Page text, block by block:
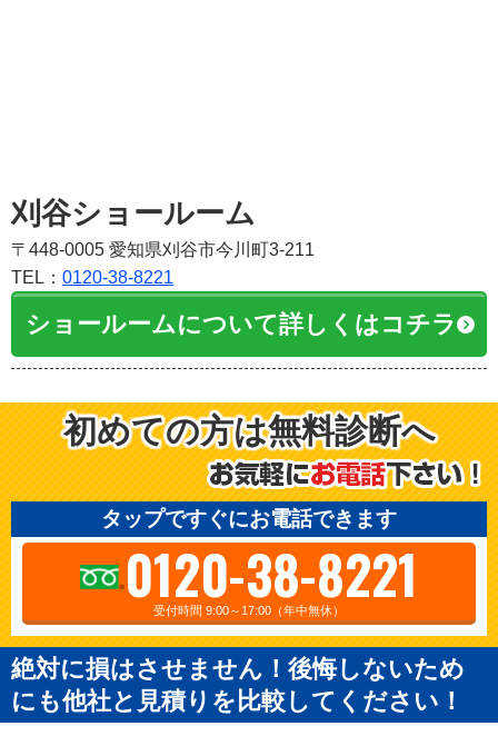
刈谷ショールーム
〒448-0005 愛知県刈谷市今川町3-211
TEL： 0120-38-8221
ショールームについて詳しくはコチラ
初めての方は無料診断へ
タップですぐにお電話できます
0120-38-8221
受付時間 9:00～17:00（年中無休）
絶対に損はさせません！後悔しないため
にも他社と見積りを比較してください！